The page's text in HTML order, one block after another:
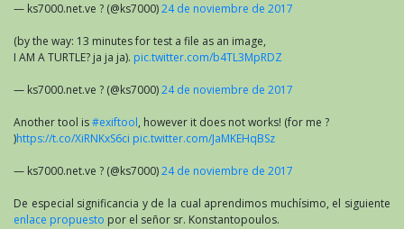
— ks7000.net.ve ? (@ks7000)24 de noviembre de 2017
(by the way: 13 minutes for test a file as an image,
I AM A TURTLE? ja ja ja). pic.twitter.com/b4TL3MpRDZ
— ks7000.net.ve ? (@ks7000)24 de noviembre de 2017
Another tool is#exiftool, however it does not works! (for me ?
)https://t.co/XiRNKxS6ci pic.twitter.com/JaMKEHqBSz
— ks7000.net.ve ? (@ks7000)24 de noviembre de 2017
De especial significancia y de la cual aprendimos muchísimo, el siguiente
enlace propuesto por el señor sr. Konstantopoulos.